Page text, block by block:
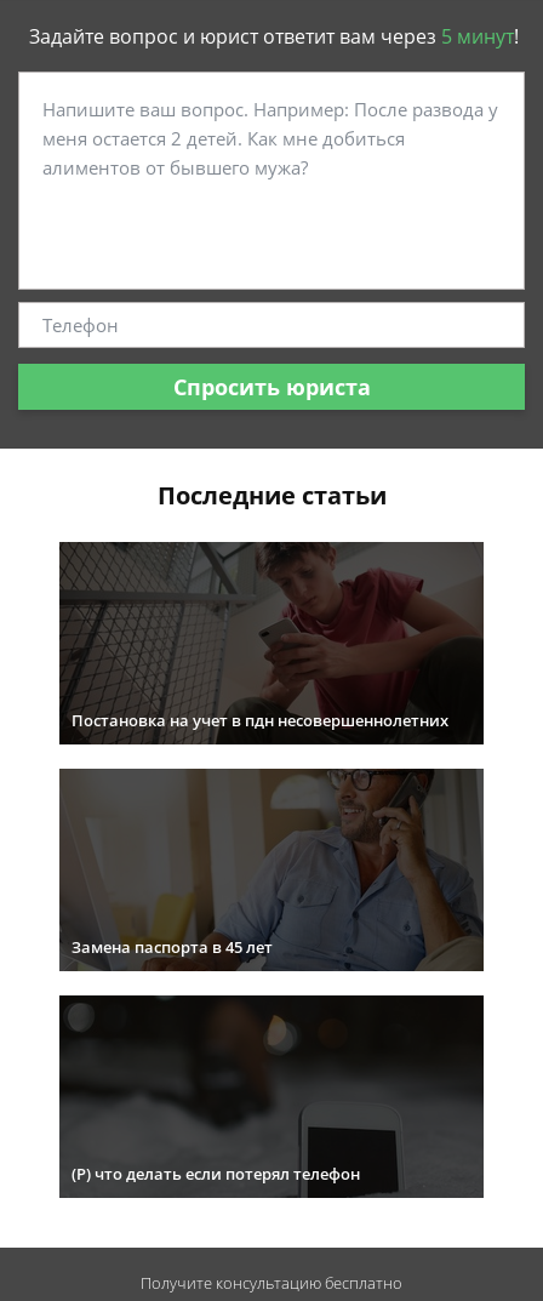
Задайте вопрос и юрист ответит вам через 5 минут!
Спросить юриста
Последние статьи
Постановка на учет в пдн несовершеннолетних
Замена паспорта в 45 лет
(Р) что делать если потерял телефон
Получите консультациюбесплатно